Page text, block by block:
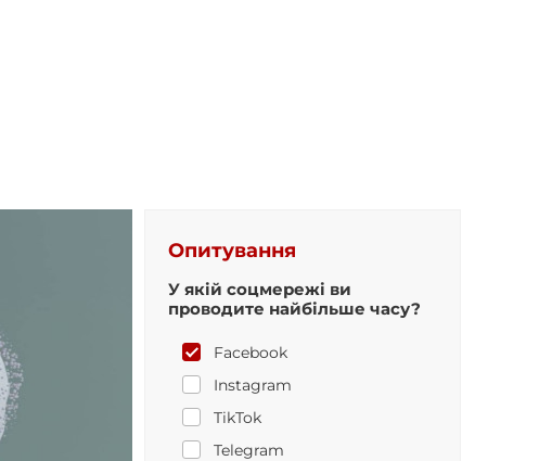
Опитування
У якій соцмережі ви
проводите найбільше часу?
Facebook
Instagram
TikTok
Telegram